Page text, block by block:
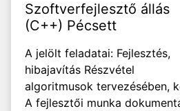
Szoftverfejlesztő állás
(C++) Pécsett
A jelölt feladatai: Fejlesztés,
hibajavítás Részvétel
algoritmusok tervezésében,
A fejlesztői munka